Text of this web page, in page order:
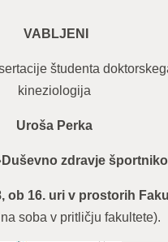
VABLJENI
študenta
kineziologija
Uroša Perka
Duševno zdravje
ob 16. uri v prostorih
soba v pritličju fakultete).